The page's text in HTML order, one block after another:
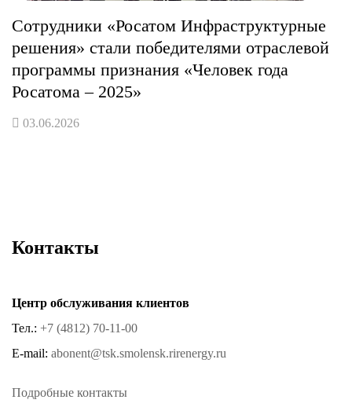
Сотрудники «Росатом Инфраструктурные
решения» стали победителями отраслевой
программы признания «Человек года
Росатома – 2025»
03.06.2026
Контакты
Центр обслуживания клиентов
Тел.: +7 (4812) 70-11-00
E-mail: abonent@tsk.smolensk.rirenergy.ru
Подробные контакты